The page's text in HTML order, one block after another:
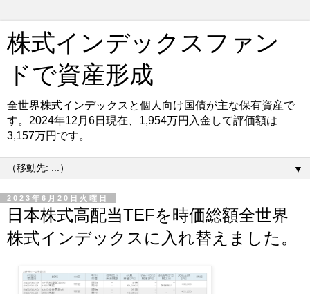
株式インデックスファン
ドで資産形成
全世界株式インデックスと個人向け国債が主な保有資産で
す。2024年12月6日現在、1,954万円入金して評価額は
3,157万円です。
▼
2023年6月20日火曜日
日本株式高配当TEFを時価総額全世界
株式インデックスに入れ替えました。